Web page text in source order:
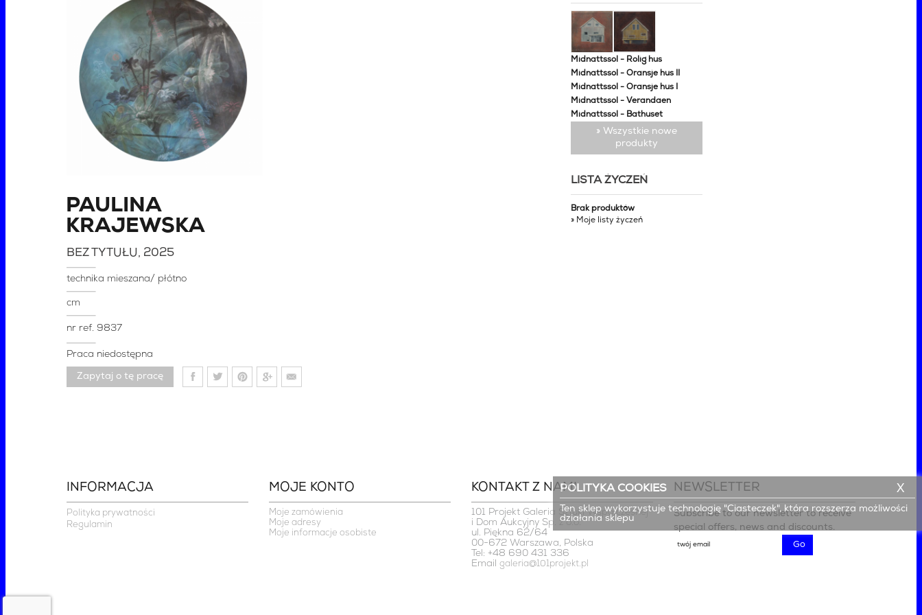
PAULINA
KRAJEWSKA
BEZ TYTUŁU, 2025
technika mieszana/ płótno
cm
nr ref. 9837
Praca niedostępna
Zapytaj o tę pracę
Midnattssol - Rolig hus
Midnattssol - Oransje hus II
Midnattssol - Oransje hus I
Midnattssol - Verandaen
Midnattssol - Bathuset
» Wszystkie nowe
produkty
LISTA ŻYCZEŃ
Brak produktów
» Moje listy życzeń
INFORMACJA
Polityka prywatności
Regulamin
MOJE KONTO
Moje zamówienia
Moje adresy
Moje informacje osobiste
KONTAKT Z NAMI
101 Projekt Galeria Sztuki Współczesnej
i Dom Aukcyjny Sp. z o.o.
ul. Piękna 62/64
00-672 Warszawa, Polska
Tel: +48 690 431 336
Email galeria@101projekt.pl
NEWSLETTER
Subscribe to our newsletter to receive
special offers, news and discounts.
POLITYKA COOKIES
Ten sklep wykorzystuje technologię "Ciasteczek", która rozszerza możliwości
działania sklepu
X